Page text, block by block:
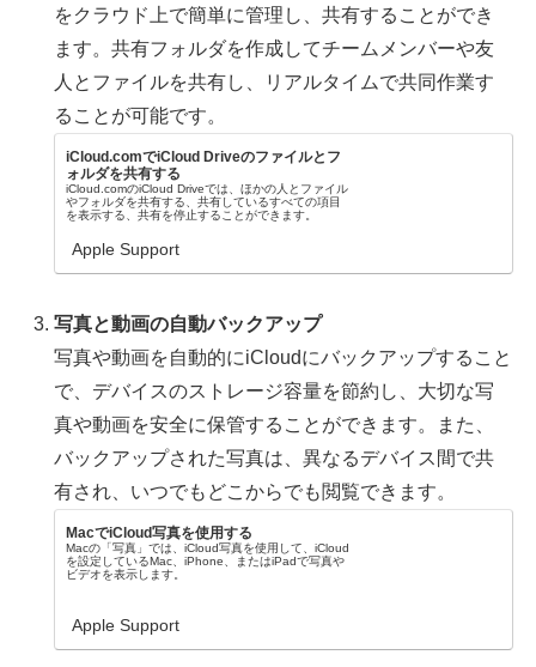
をクラウド上で簡単に管理し、共有することができ
ます。共有フォルダを作成してチームメンバーや友
人とファイルを共有し、リアルタイムで共同作業す
ることが可能です。
iCloud.comでiCloud Driveのファイルとフ
ォルダを共有する
iCloud.comのiCloud Driveでは、ほかの人とファイル
やフォルダを共有する、共有しているすべての項目
を表示する、共有を停止することができます。
Apple Support
写真と動画の自動バックアップ
写真や動画を自動的にiCloudにバックアップすること
で、デバイスのストレージ容量を節約し、大切な写
真や動画を安全に保管することができます。また、
バックアップされた写真は、異なるデバイス間で共
有され、いつでもどこからでも閲覧できます。
MacでiCloud写真を使用する
Macの「写真」では、iCloud写真を使用して、iCloud
を設定しているMac、iPhone、またはiPadで写真や
ビデオを表示します。
Apple Support